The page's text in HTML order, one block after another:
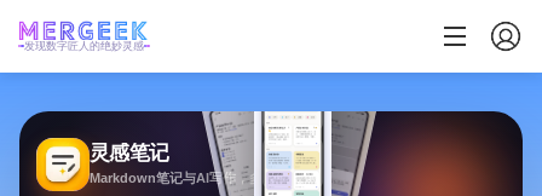
发现数字匠人的绝妙灵感
灵感笔记
Markdown笔记与AI写作，多方式整理同步笔记